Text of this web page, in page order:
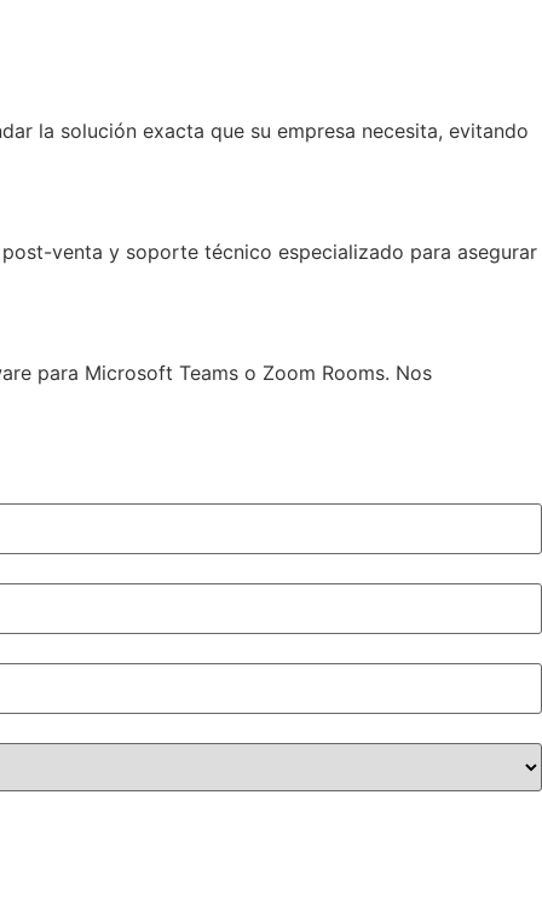
la solución exacta que su empresa necesita, evitando
venta y soporte técnico especializado para asegurar
para Microsoft Teams o Zoom Rooms. Nos